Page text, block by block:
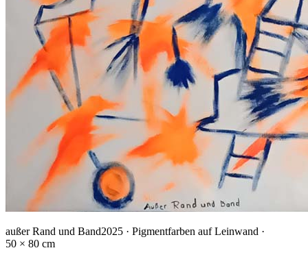
außer Rand und Band2025 · Pigmentfarben auf Leinwand ·
50 × 80 cm